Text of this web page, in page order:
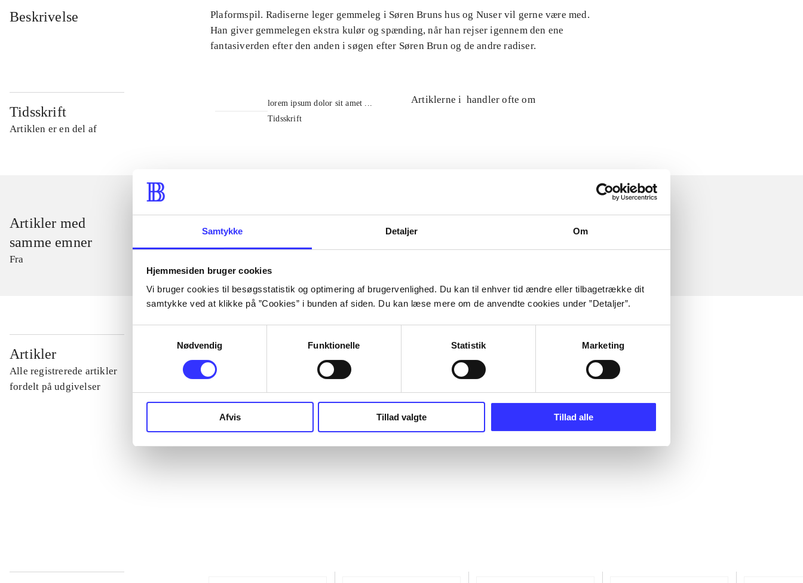
Samtykke Detaljer Om
Hjemmesiden bruger cookies
Vi bruger cookies til besøgsstatistik og optimering af brugervenlighed. Du kan til enhver tid ændre eller tilbagetrække dit
samtykke ved at klikke på ”Cookies” i bunden af siden. Du kan læse mere om de anvendte cookies under ”Detaljer”.
Nødvendig
Funktionelle Statistik Marketing
Afvis Tillad valgte Tillad alle
Beskrivelse
Plaformspil. Radiserne leger gemmeleg i Søren Bruns hus og Nuser vil gerne være med.
Han giver gemmelegen ekstra kulør og spænding, når han rejser igennem den ene
fantasiverden efter den anden i søgen efter Søren Brun og de andre radiser.
Tidsskrift
Artiklen er en del af
lorem ipsum dolor sit amet ...
Tidsskrift
Artiklerne i handler ofte om
Artikler med
samme emner
Fra
Artikler
Alle registrerede artikler
fordelt på udgivelser
...